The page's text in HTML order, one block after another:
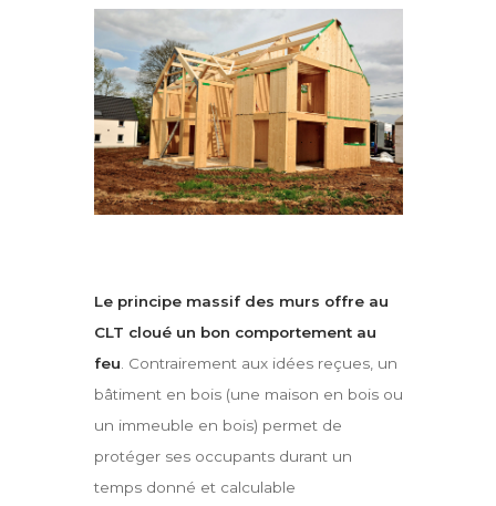
Le principe massif des murs offre au
CLT cloué un bon comportement au
feu . Contrairement aux idées reçues, un
bâtiment en bois (une maison en bois ou
un immeuble en bois) permet de
protéger ses occupants durant un
temps donné et calculable